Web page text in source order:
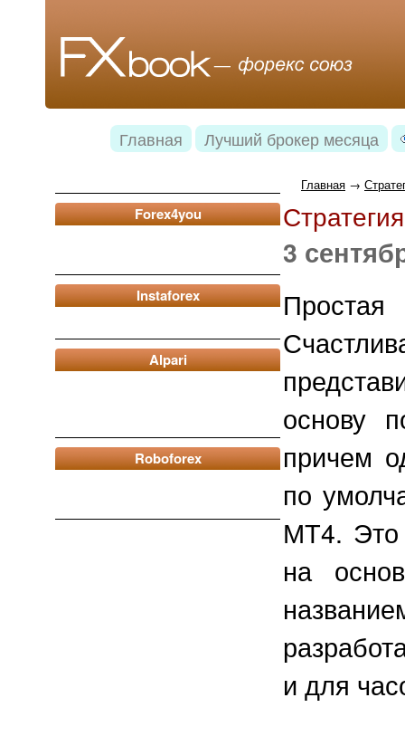
Главная Лучший брокер месяца
Forex4you
Instaforex
Alpari
Roboforex
Главная →
3
основу
причем
по
МТ4. Это
на
и для